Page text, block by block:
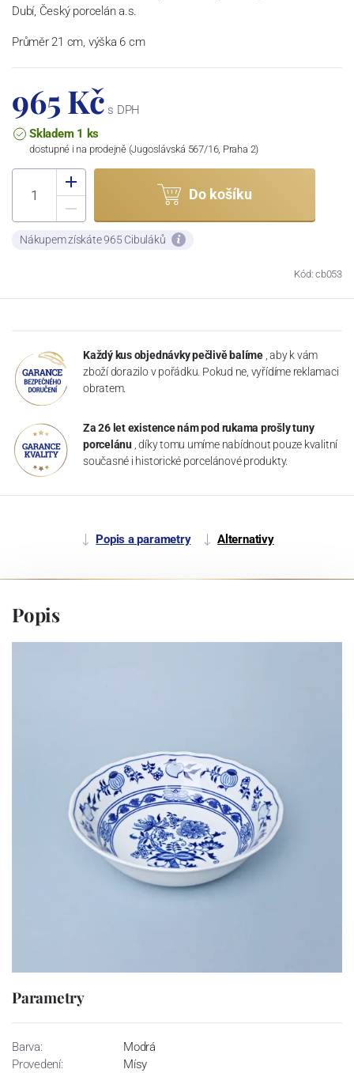
Dubí, Český porcelán a.s.
Průměr 21 cm, výška 6 cm
965 Kč s DPH
Skladem 1 ks
dostupné i na prodejně (Jugoslávská 567/16, Praha 2)
Do košíku
Nákupem získáte 965 Cibuláků
Kód: cb053
Každý kus objednávky pečlivě balíme , aby k vám
zboží dorazilo v pořádku. Pokud ne, vyřídíme reklamaci
obratem.
Za 26 let existence nám pod rukama prošly tuny
porcelánu , díky tomu umíme nabídnout pouze kvalitní
současné i historické porcelánové produkty.
Popis a parametry Alternativy
Popis
Parametry
Barva:
Modrá
Provedení:
Mísy